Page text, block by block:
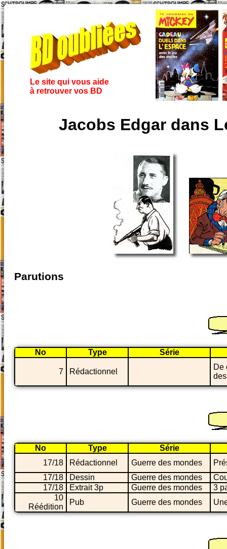
Le site qui vous aide
à retrouver vos BD
Jacobs Edgar dans
Parutions
No Type Série
7 Rédactionnel
De
No Type
Série
17/18
Rédactionnel Guerre des mondes
17/18
Dessin Guerre des mondes
17/18
Extrait 3p Guerre des mondes
3
10
Réédition
Pub Guerre des mondes